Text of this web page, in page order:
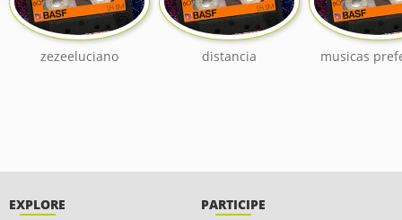
zezeeluciano distancia musicas
EXPLORE PARTICIPE